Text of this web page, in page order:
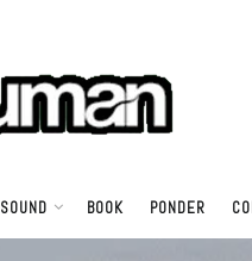
SOUND BOOK PONDER